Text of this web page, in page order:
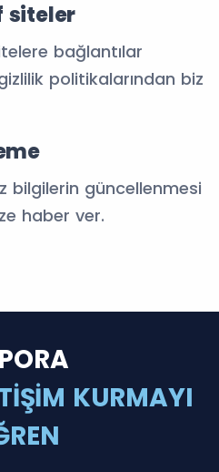
siteler
bağlantılar
politikalarından biz
bilgilerin güncellenmesi
haber ver.
KURMAYI